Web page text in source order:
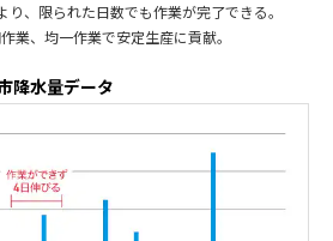
、限られた日数でも作業が完了できる。
、均一作業で安定生産に貢献。
降水量データ